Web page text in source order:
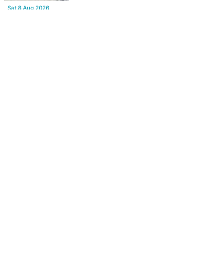
Sat,8 Aug 2026